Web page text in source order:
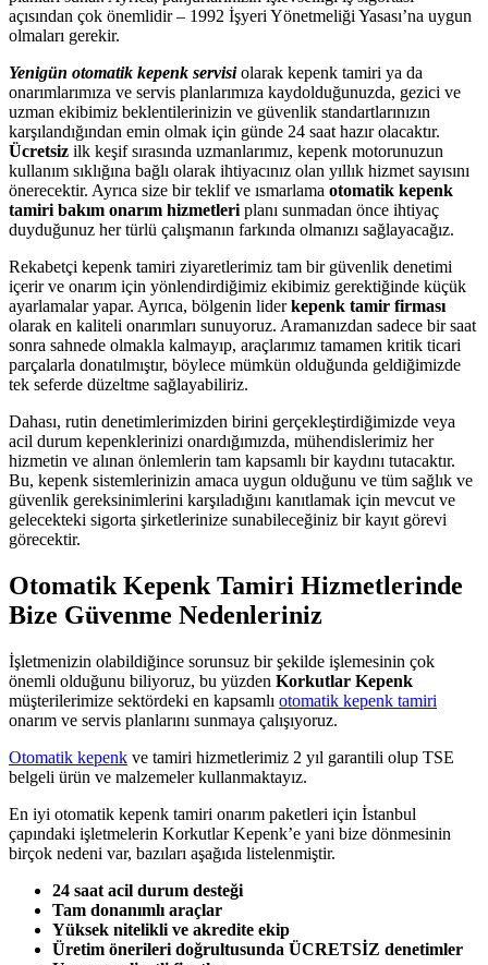
açısından çok önemlidir – 1992 İşyeri Yönetmeliği Yasası’na uygun
olmaları gerekir.
Yenigün otomatik kepenk servisiolarak kepenk tamiri ya da
onarımlarımıza ve servis planlarımıza kaydolduğunuzda, gezici ve
uzman ekibimiz beklentilerinizin ve güvenlik standartlarınızın
karşılandığından emin olmak için günde 24 saat hazır olacaktır.
Ücretsiz ilk keşif sırasında uzmanlarımız, kepenk motorunuzun
kullanım sıklığına bağlı olarak ihtiyacınız olan yıllık hizmet sayısını
önerecektir. Ayrıca size bir teklif ve ısmarlama otomatik kepenk
tamiri bakım onarım hizmetleri planı sunmadan önce ihtiyaç
duyduğunuz her türlü çalışmanın farkında olmanızı sağlayacağız.
Rekabetçi kepenk tamiri ziyaretlerimiz tam bir güvenlik denetimi
içerir ve onarım için yönlendirdiğimiz ekibimiz gerektiğinde küçük
ayarlamalar yapar. Ayrıca, bölgenin liderkepenk tamir firması
olarak en kaliteli onarımları sunuyoruz. Aramanızdan sadece bir saat
sonra sahnede olmakla kalmayıp, araçlarımız tamamen kritik ticari
parçalarla donatılmıştır, böylece mümkün olduğunda geldiğimizde
tek seferde düzeltme sağlayabiliriz.
Dahası, rutin denetimlerimizden birini gerçekleştirdiğimizde veya
acil durum kepenklerinizi onardığımızda, mühendislerimiz her
hizmetin ve alınan önlemlerin tam kapsamlı bir kaydını tutacaktır.
Bu, kepenk sistemlerinizin amaca uygun olduğunu ve tüm sağlık ve
güvenlik gereksinimlerini karşıladığını kanıtlamak için mevcut ve
gelecekteki sigorta şirketlerinize sunabileceğiniz bir kayıt görevi
görecektir.
Otomatik Kepenk Tamiri Hizmetlerinde
Bize Güvenme Nedenleriniz
İşletmenizin olabildiğince sorunsuz bir şekilde işlemesinin çok
önemli olduğunu biliyoruz, bu yüzden Korkutlar Kepenk
müşterilerimize sektördeki en kapsamlı otomatik kepenk tamiri
onarım ve servis planlarını sunmaya çalışıyoruz.
Otomatik kepenk ve tamiri hizmetlerimiz 2 yıl garantili olup TSE
belgeli ürün ve malzemeler kullanmaktayız.
En iyi otomatik kepenk tamiri onarım paketleri için İstanbul
çapındaki işletmelerin Korkutlar Kepenk’e yani bize dönmesinin
birçok nedeni var, bazıları aşağıda listelenmiştir.
24 saat acil durum desteği
Tam donanımlı araçlar
Yüksek nitelikli ve akredite ekip
Üretim önerileri doğrultusunda ÜCRETSİZ denetimler